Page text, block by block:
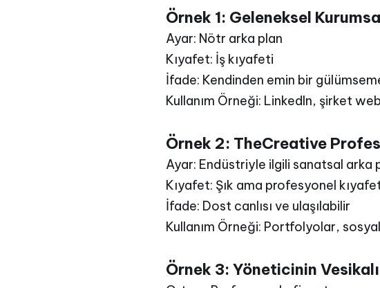
Örnek 1: Geleneksel
Ayar: Nötr arka plan
Kıyafet: İş kıyafeti
İfade: Kendinden emin bir
Kullanım Örneği: LinkedIn, şirket
Örnek 2: TheCreative
Ayar: Endüstriyle ilgili sanatsal arka
Kıyafet: Şık ama profesyonel
İfade: Dost canlısı ve ulaşılabilir
Kullanım Örneği: Portfolyolar,
Örnek 3: Yöneticinin